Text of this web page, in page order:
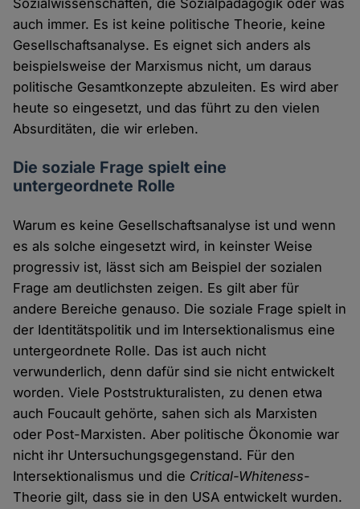
Sozialwissenschaften, die Sozialpädagogik oder was
auch immer. Es ist keine politische Theorie, keine
Gesellschaftsanalyse. Es eignet sich anders als
beispielsweise der Marxismus nicht, um daraus
politische Gesamtkonzepte abzuleiten. Es wird aber
heute so eingesetzt, und das führt zu den vielen
Absurditäten, die wir erleben.
Die soziale Frage spielt eine
untergeordnete Rolle
Warum es keine Gesellschaftsanalyse ist und wenn
es als solche eingesetzt wird, in keinster Weise
progressiv ist, lässt sich am Beispiel der sozialen
Frage am deutlichsten zeigen. Es gilt aber für
andere Bereiche genauso. Die soziale Frage spielt in
der Identitätspolitik und im Intersektionalismus eine
untergeordnete Rolle. Das ist auch nicht
verwunderlich, denn dafür sind sie nicht entwickelt
worden. Viele Poststrukturalisten, zu denen etwa
auch Foucault gehörte, sahen sich als Marxisten
oder Post-Marxisten. Aber politische Ökonomie war
nicht ihr Untersuchungsgegenstand. Für den
Intersektionalismus und die Critical-Whiteness-
Theorie gilt, dass sie in den USA entwickelt wurden.